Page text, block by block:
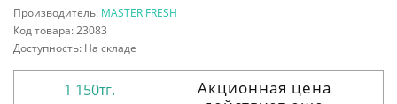
Производитель: MASTER FRESH
Код товара: 23083
Доступность: На складе
1 150тг.
Акционная цена